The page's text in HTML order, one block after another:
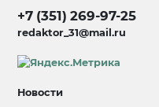
+7 (351) 269-97-25
redaktor_31@mail.ru
Новости